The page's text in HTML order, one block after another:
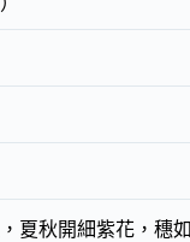
夏秋開細紫花，穗